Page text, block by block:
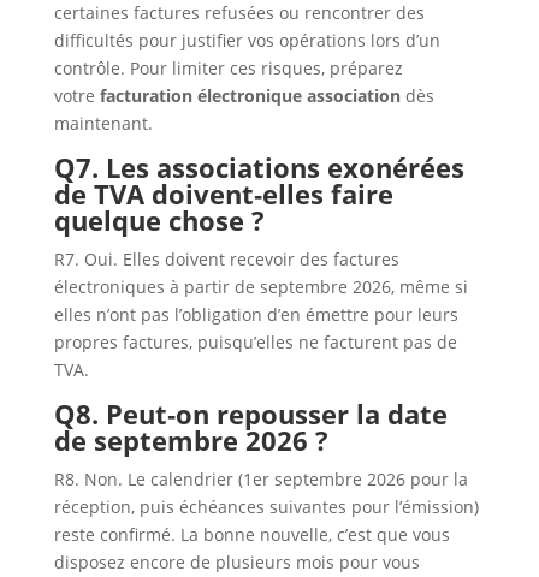
certaines factures refusées ou rencontrer des
difficultés pour justifier vos opérations lors d’un
contrôle. Pour limiter ces risques, préparez
votre facturation électronique associationdès
maintenant.
Q7. Les associations exonérées
de TVA doivent‑elles faire
quelque chose ?
R7. Oui. Elles doivent recevoir des factures
électroniques à partir de septembre 2026, même si
elles n’ont pas l’obligation d’en émettre pour leurs
propres factures, puisqu’elles ne facturent pas de
TVA.
Q8. Peut‑on repousser la date
de septembre 2026 ?
R8. Non. Le calendrier (1er septembre 2026 pour la
réception, puis échéances suivantes pour l’émission)
reste confirmé. La bonne nouvelle, c’est que vous
disposez encore de plusieurs mois pour vous